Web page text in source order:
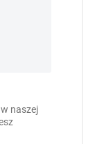
naszej